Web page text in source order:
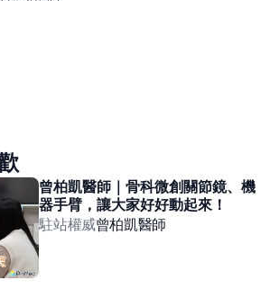
曾柏凱醫師｜骨科微創關節鏡、機
器手臂，讓大家好好動起來！
駐站權威曾柏凱醫師